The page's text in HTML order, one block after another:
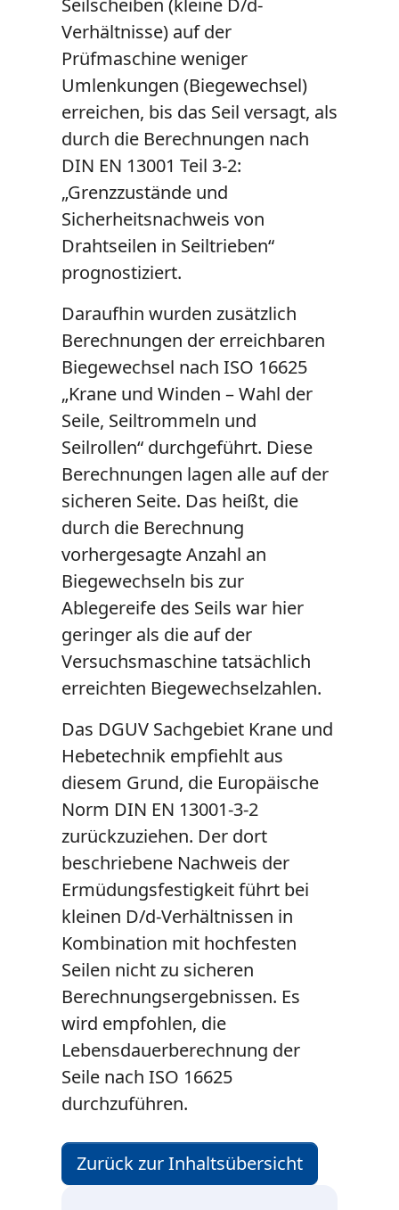
Seilscheiben (kleine D/d-
Verhältnisse) auf der
Prüfmaschine weniger
Umlenkungen (Biegewechsel)
erreichen, bis das Seil versagt, als
durch die Berechnungen nach
DIN EN 13001 Teil 3-2:
„Grenzzustände und
Sicherheitsnachweis von
Drahtseilen in Seiltrieben“
prognostiziert.
Daraufhin wurden zusätzlich
Berechnungen der erreichbaren
Biegewechsel nach ISO 16625
„Krane und Winden – Wahl der
Seile, Seiltrommeln und
Seilrollen“ durchgeführt. Diese
Berechnungen lagen alle auf der
sicheren Seite. Das heißt, die
durch die Berechnung
vorhergesagte Anzahl an
Biegewechseln bis zur
Ablegereife des Seils war hier
geringer als die auf der
Versuchsmaschine tatsächlich
erreichten Biegewechselzahlen.
Das DGUV Sachgebiet Krane und
Hebetechnik empfiehlt aus
diesem Grund, die Europäische
Norm DIN EN 13001-3-2
zurückzuziehen. Der dort
beschriebene Nachweis der
Ermüdungsfestigkeit führt bei
kleinen D/d-Verhältnissen in
Kombination mit hochfesten
Seilen nicht zu sicheren
Berechnungsergebnissen. Es
wird empfohlen, die
Lebensdauerberechnung der
Seile nach ISO 16625
durchzuführen.
Zurück zur Inhaltsübersicht